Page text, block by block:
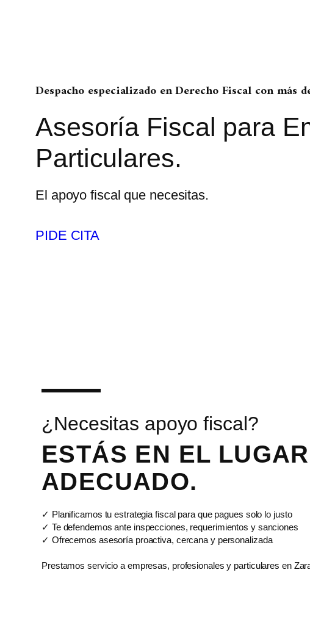
Despacho especializado en Derecho Fiscal con más
Asesoría Fiscal para
Particulares.
El apoyo fiscal que necesitas.
PIDE CITA
¿Necesitas apoyo fiscal?
ESTÁS EN EL LUGAR
ADECUADO.
✓ Planificamos tu estrategia fiscal para que pagues solo lo justo
✓ Te defendemos ante inspecciones, requerimientos y sanciones
✓ Ofrecemos asesoría proactiva, cercana y personalizada
Prestamos servicio a empresas, profesionales y particulares en